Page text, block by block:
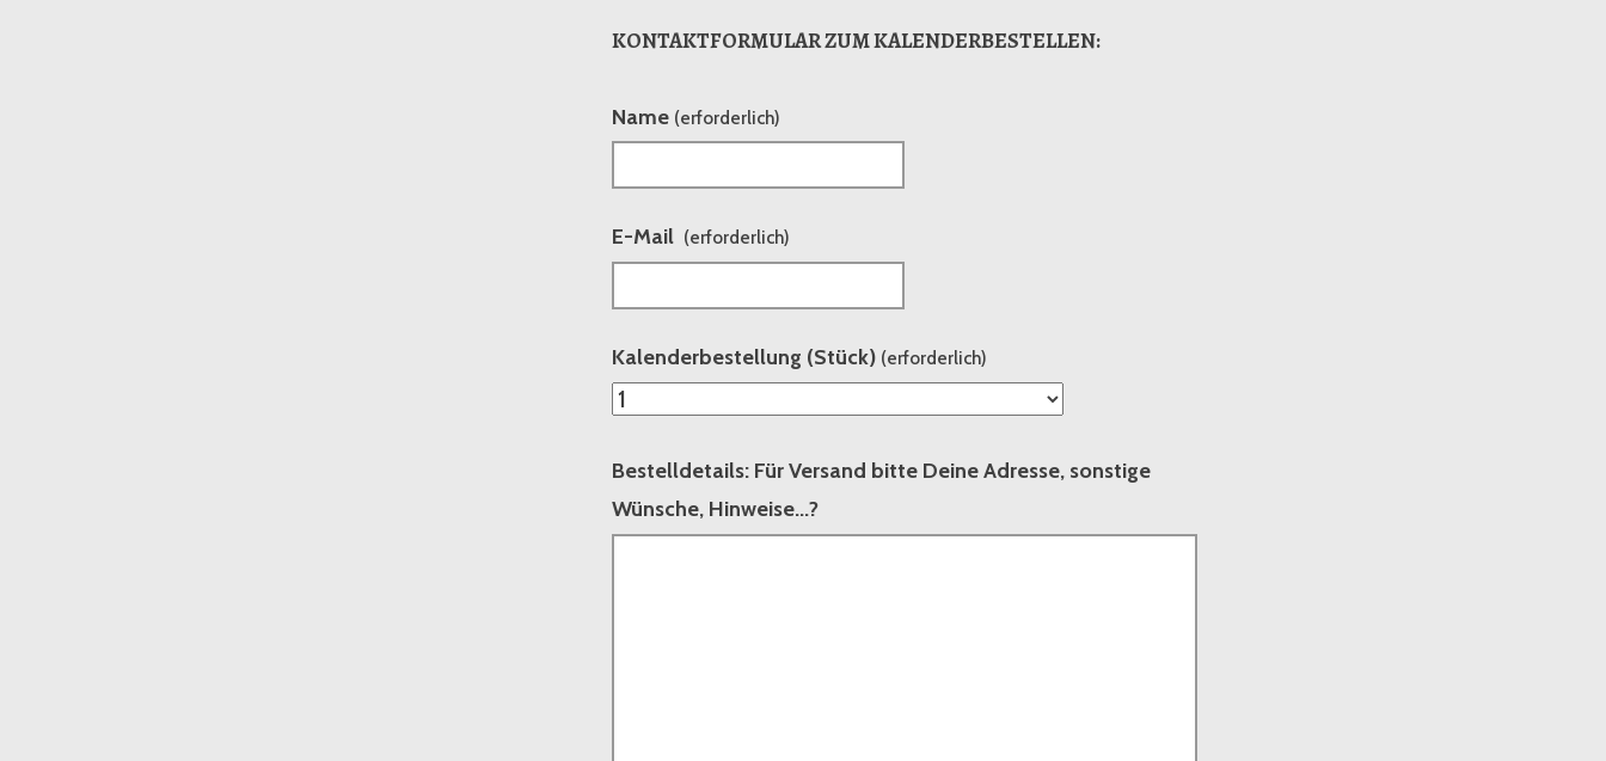
KONTAKTFORMULAR ZUM KALENDERBESTELLEN:
Name (erforderlich)
E-Mail (erforderlich)
Kalenderbestellung (Stück) (erforderlich)
Bestelldetails: Für Versand bitte Deine Adresse, sonstige
Wünsche, Hinweise...?